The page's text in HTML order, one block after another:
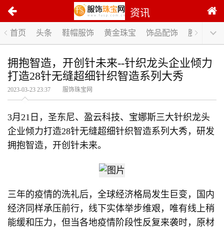
资讯
首页 头条 鞋帽服饰 黄金珠宝 饰品配饰 腕表手表
拥抱智造，开创针未来--针织龙头企业倾力
打造28针无缝超细针织智造系列大秀
2023-03-23 23:37 服饰珠宝网
3月21日，圣东尼、盈云科技、宝娜斯三大针织龙头
企业倾力打造28针无缝超细针织智造系列大秀，研发
拥抱智造，开创针未来。
三年的疫情的洗礼后，全球经济格局发生巨变，国内
经济同样承压前行，线下实体举步维艰，唯有线上稍
能缓和压力，但当各地疫情阶段性反复来袭时，原材